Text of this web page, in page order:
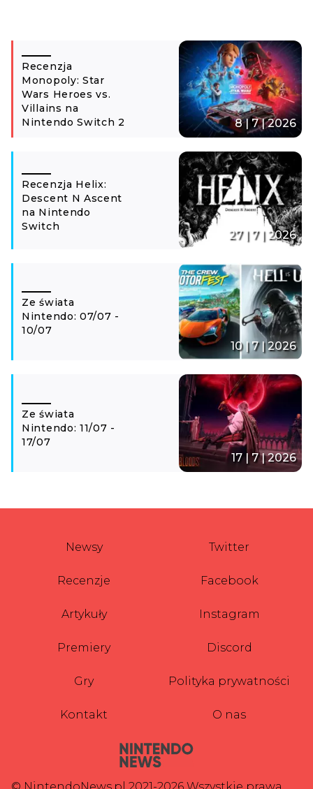
Recenzja
Monopoly: Star
Wars Heroes vs.
Villains na
Nintendo Switch 2
8 | 7 | 2026
Recenzja Helix:
Descent N Ascent
na Nintendo
Switch
27 | 7 | 2026
Ze świata
Nintendo: 07/07 -
10/07
10 | 7 | 2026
Ze świata
Nintendo: 11/07 -
17/07
17 | 7 | 2026
Newsy
Recenzje
Artykuły
Premiery
Gry
Kontakt
Twitter
Facebook
Instagram
Discord
Polityka prywatności
O nas